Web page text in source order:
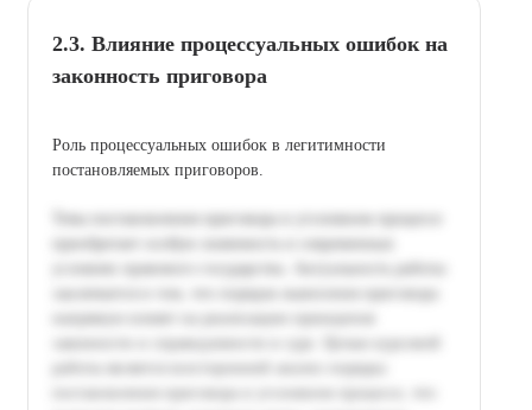
2.3. Влияние процессуальных ошибок на
законность приговора
Роль процессуальных ошибок в легитимности
постановляемых приговоров.